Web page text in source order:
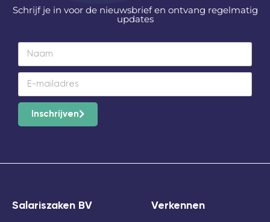
Schrijf je in voor de nieuwsbrief en ontvang regelmatig
updates
Inschrijven
Salariszaken BV Verkennen